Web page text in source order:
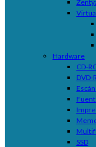
Hardware
CD-
DVD-
SSD